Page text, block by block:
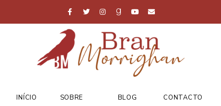
INÍCIO SOBRE BLOG CONTACTO